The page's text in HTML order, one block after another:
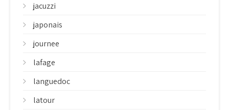
jacuzzi
japonais
journee
lafage
languedoc
latour